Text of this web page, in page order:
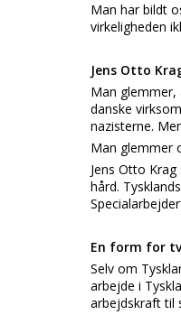
Man har bildt
virkeligheden
Jens Otto
Man glemmer,
danske
nazisterne.
Man glemmer
Jens Otto
hård.
En form for
Selv om
arbejde i
arbejdskraft til